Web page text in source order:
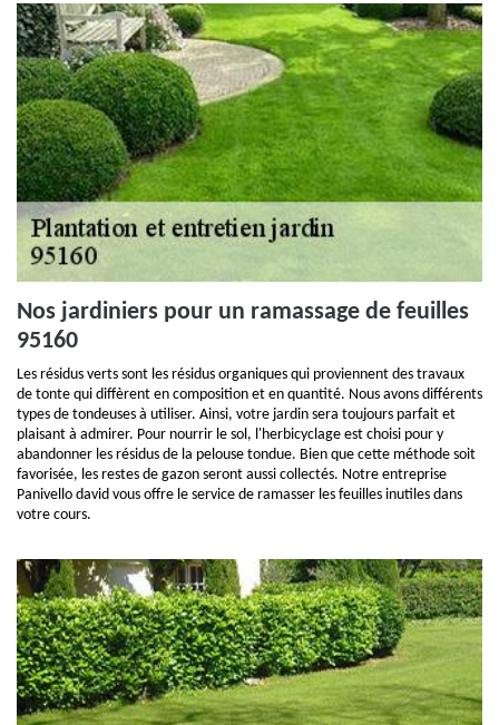
Nos jardiniers pour un ramassage de feuilles
95160
Les résidus verts sont les résidus organiques qui proviennent des travaux
de tonte qui diffèrent en composition et en quantité. Nous avons différents
types de tondeuses à utiliser. Ainsi, votre jardin sera toujours parfait et
plaisant à admirer. Pour nourrir le sol, l'herbicyclage est choisi pour y
abandonner les résidus de la pelouse tondue. Bien que cette méthode soit
favorisée, les restes de gazon seront aussi collectés. Notre entreprise
Panivello david vous offre le service de ramasser les feuilles inutiles dans
votre cours.